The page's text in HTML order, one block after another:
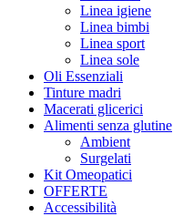
Linea igiene
Linea bimbi
Linea sport
Linea sole
Oli Essenziali
Tinture madri
Macerati glicerici
Alimenti senza glutine
Ambient
Surgelati
Kit Omeopatici
OFFERTE
Accessibilità